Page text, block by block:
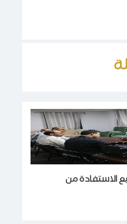
الاستفادة من